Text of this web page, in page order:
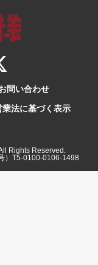
問い合わせ
業法に基づく表示
Rights Reserved.
）T5-0100-0106-1498